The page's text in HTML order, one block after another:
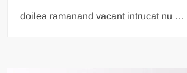
doilea ramanand vacant intrucat nu …